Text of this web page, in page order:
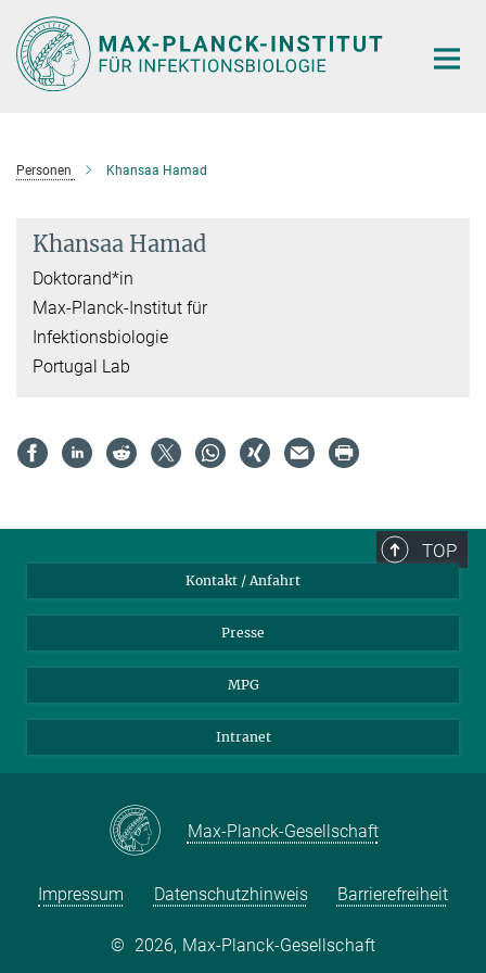
Hauptinhalt
Personen Khansaa Hamad
Khansaa Hamad
Doktorand*in
Max-Planck-Institut für
Infektionsbiologie
Portugal Lab
TOP
Kontakt / Anfahrt
Presse
MPG
Intranet
Max-Planck-Gesellschaft
Impressum Datenschutzhinweis Barrierefreiheit
© 2026, Max-Planck-Gesellschaft